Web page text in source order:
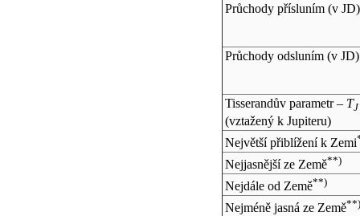
Průchody přísluním (v JD)
Průchody odsluním (v JD)
Tisserandův parametr – TJ
(vztažený k Jupiteru)
Největší přiblížení k Zemi
Nejjasnější ze Země**)
Nejdále od Země**)
Nejméně jasná ze Země**)